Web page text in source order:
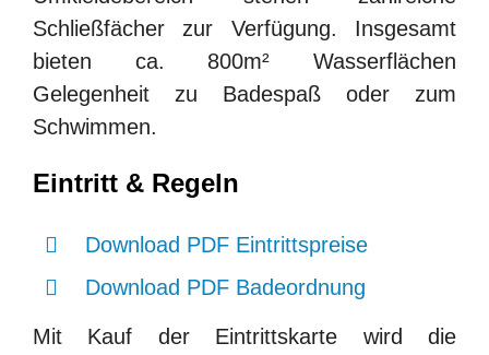
Schließfächer zur Verfügung. Insgesamt
bieten ca. 800m² Wasserflächen
Gelegenheit zu Badespaß oder zum
Schwimmen.
Eintritt & Regeln
Download PDF Eintrittspreise
Download PDF Badeordnung
Mit Kauf der Eintrittskarte wird die
Finden Sie schnell, was
Sie suchen.
Search